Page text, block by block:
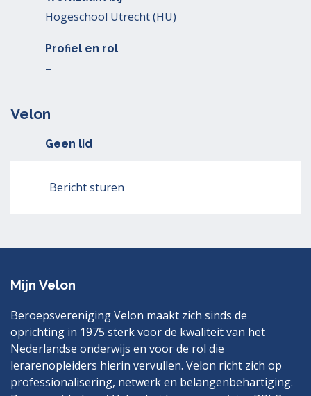
Hogeschool Utrecht (HU)
Profiel en rol
–
Velon
Geen lid
Bericht sturen
Mijn Velon
Beroepsvereniging Velon maakt zich sinds de
oprichting in 1975 sterk voor de kwaliteit van het
Nederlandse onderwijs en voor de rol die
lerarenopleiders hierin vervullen. Velon richt zich op
professionalisering, netwerk en belangenbehartiging.